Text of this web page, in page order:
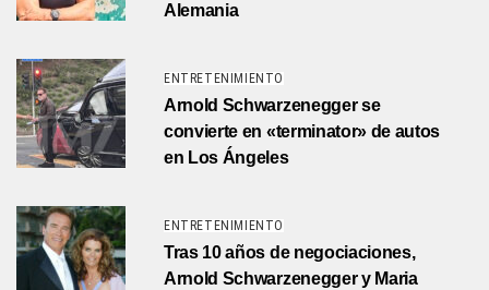
Alemania
ENTRETENIMIENTO
Arnold Schwarzenegger se
convierte en «terminator» de autos
en Los Ángeles
ENTRETENIMIENTO
Tras 10 años de negociaciones,
Arnold Schwarzenegger y Maria